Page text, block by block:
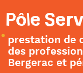
Pôle
prestation de
des
Bergerac et